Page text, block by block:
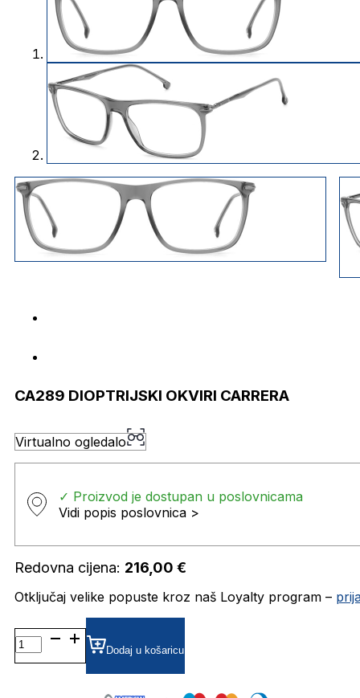
CA289 DIOPTRIJSKI OKVIRI CARRERA
Virtualno ogledalo
✓ Proizvod je dostupan u poslovnicama
Vidi popis poslovnica >
Redovna cijena: 216,00 €
Otključaj velike popuste kroz naš Loyalty program –
CA289 DIOPTRIJSKI
OKVIRI
CARRERA
Dodaj u košaricu